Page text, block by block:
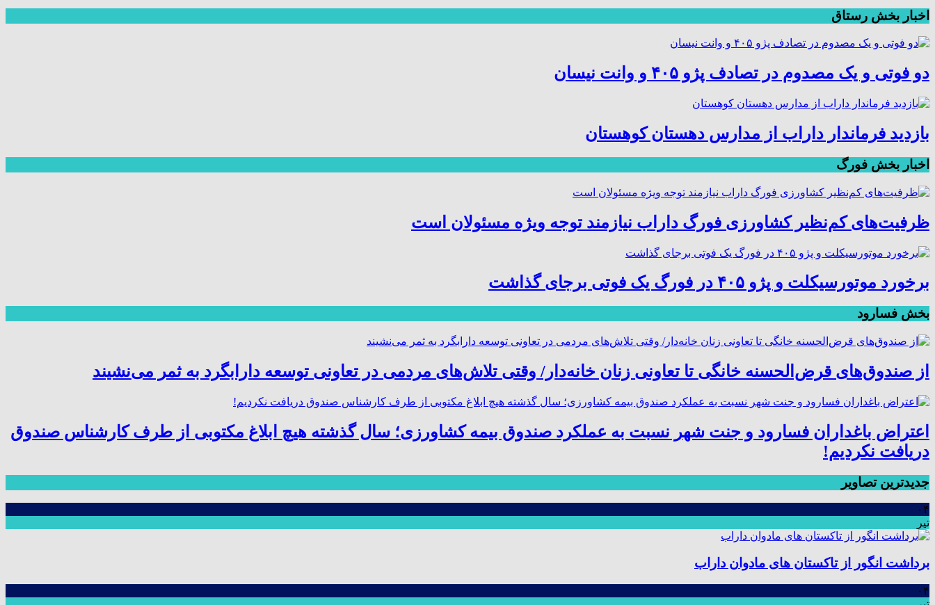
اخبار بخش رستاق
دو فوتی و یک مصدوم در تصادف پژو ۴۰۵ و وانت نیسان
بازدید فرماندار داراب از مدارس دهستان کوهستان
اخبار بخش فورگ
ظرفیت‌های کم‌نظیر کشاورزی فورگ داراب نیازمند توجه ویژه مسئولان است
برخورد موتورسیکلت و پژو ۴۰۵ در فورگ یک فوتی برجای گذاشت
بخش فسارود
از صندوق‌های قرض‌الحسنه خانگی تا تعاونی زنان خانه‌دار/ وقتی تلاش‌های مردمی در تعاونی توسعه دارابگرد به ثمر می‌نشیند
اعتراض باغداران فسارود و جنت شهر نسبت به عملکرد صندوق بیمه کشاورزی؛ سال گذشته هیچ ابلاغ مکتوبی از طرف کارشناس صندوق
دریافت نکردیم!
جدیدترین تصاویر
۰۴
تیر
برداشت انگور از تاکستان های مادوان داراب
۰۴